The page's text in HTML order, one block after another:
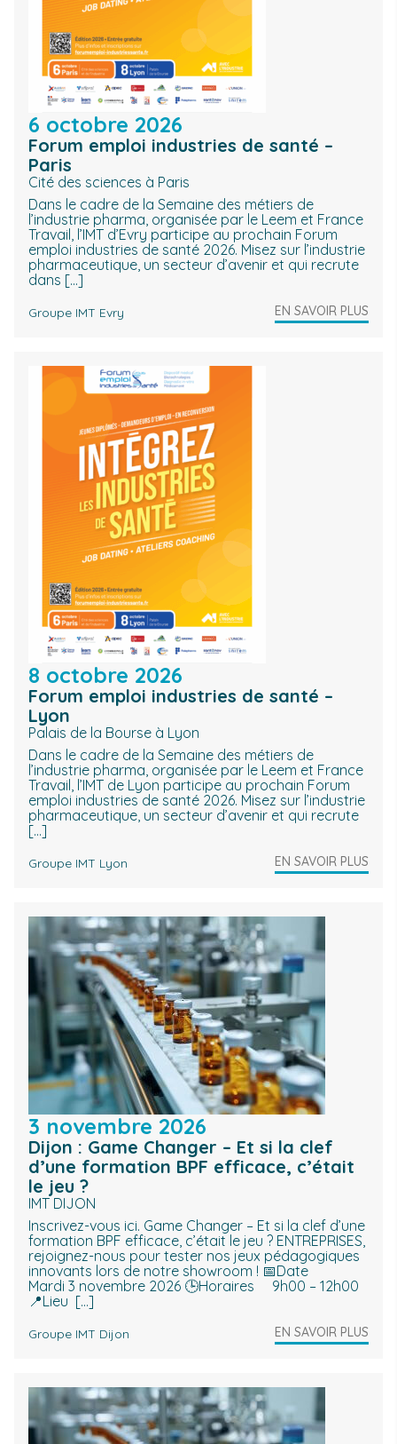
6 octobre 2026
Forum emploi industries de santé –
Paris
Cité des sciences à Paris
Dans le cadre de la Semaine des métiers de
l’industrie pharma, organisée par le Leem et France
Travail, l’IMT d’Evry participe au prochain Forum
emploi industries de santé 2026. Misez sur l’industrie
pharmaceutique, un secteur d’avenir et qui recrute
dans […]
Groupe IMT Evry EN SAVOIR PLUS
8 octobre 2026
Forum emploi industries de santé –
Lyon
Palais de la Bourse à Lyon
Dans le cadre de la Semaine des métiers de
l’industrie pharma, organisée par le Leem et France
Travail, l’IMT de Lyon participe au prochain Forum
emploi industries de santé 2026. Misez sur l’industrie
pharmaceutique, un secteur d’avenir et qui recrute
[…]
Groupe IMT Lyon EN SAVOIR PLUS
3 novembre 2026
Dijon : Game Changer – Et si la clef
d’une formation BPF efficace, c’était
le jeu ?
IMT DIJON
Inscrivez-vous ici. Game Changer – Et si la clef d’une
formation BPF efficace, c’était le jeu ? ENTREPRISES,
rejoignez-nous pour tester nos jeux pédagogiques
innovants lors de notre showroom ! 📅Date
Mardi 3 novembre 2026 🕒Horaires 9h00 – 12h00
📍Lieu […]
Groupe IMT Dijon EN SAVOIR PLUS